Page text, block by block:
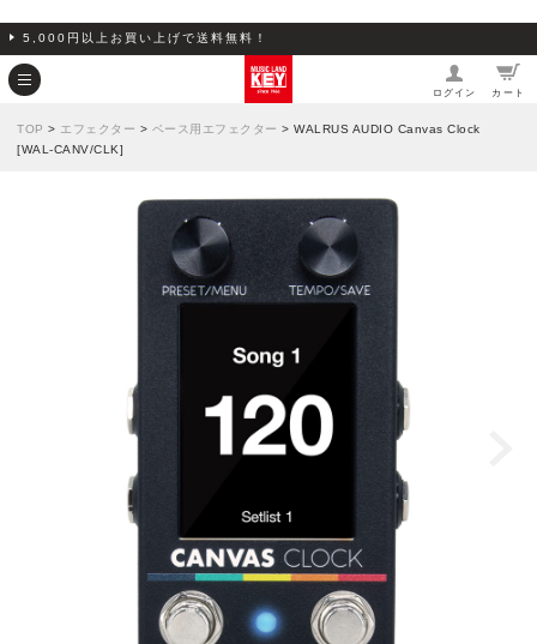
5,000円以上お買い上げで送料無料！
ログイン カート
TOP > エフェクター > ベース用エフェクター > WALRUS AUDIO Canvas Clock
[WAL-CANV/CLK]